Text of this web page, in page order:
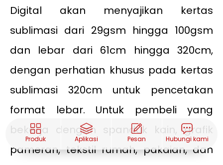
Digital akan menyajikan kertas
sublimasi dari 29gsm hingga 100gsm
dan lebar dari 61cm hingga 320cm,
dengan perhatian khusus pada kertas
sublimasi 320cm untuk pencetakan
format lebar. Untuk pembeli yang
bekerja dengan spanduk kain, grafik
pameran, tekstil rumah, pakaian, dan
Produk Aplikasi Pesan Hubungi kami